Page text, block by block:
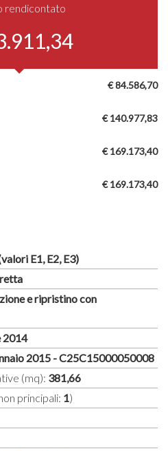
rendicontato
€ 84.586,70
€ 140.977,83
€ 169.173,40
€ 169.173,40
E1, E2, E3)
e ripristino con
2014
2015 - C25C15000050008
(mq): 381,66
principali: 1)